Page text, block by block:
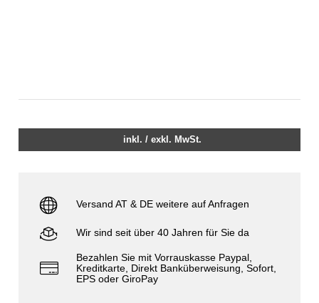
inkl. / exkl. MwSt.
Versand AT & DE weitere auf Anfragen
Wir sind seit über 40 Jahren für Sie da
Bezahlen Sie mit Vorrauskasse Paypal,
Kreditkarte, Direkt Banküberweisung, Sofort,
EPS oder GiroPay